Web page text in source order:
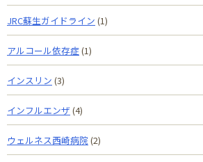
JRC蘇生ガイドライン (1)
アルコール依存症(1)
インスリン (3)
インフルエンザ (4)
ウェルネス西崎病院 (2)